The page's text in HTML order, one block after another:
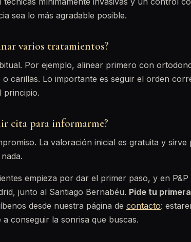
sea lo más agradable posible.
varios tratamientos?
Por ejemplo, alinear primero con
o carillas. Lo importante es seguir el orden
principio.
cita para informarme?
La valoración inicial es gratuita y
empieza por dar el primer paso, y en
junto al Santiago Bernabéu. Pide tu
desde nuestra página de contacto:
conseguir la sonrisa que buscas.